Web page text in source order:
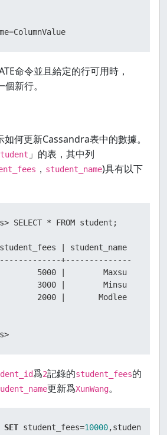
=ColumnValue
命令並且給定的行可用時，
新行。
何更新Cassandra表中的數據。
」的表，其中列
， student_name)具有以下
SELECT * FROM student;
| student_name
+--------------
5000 |        Maxsu
3000 |        Minsu
2000 |       Modlee
爲2記錄的student_fees的
更新爲XunWang。
SET student_fees=10000